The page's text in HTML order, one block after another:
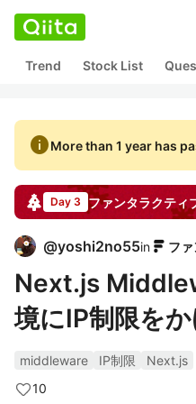
Trend Stock List
infoMore than 1 year has
Day 3 ファンタラクティ
@yoshi2no55in
Next.js
境にIP制限を
middleware IP制限
Next.js
10